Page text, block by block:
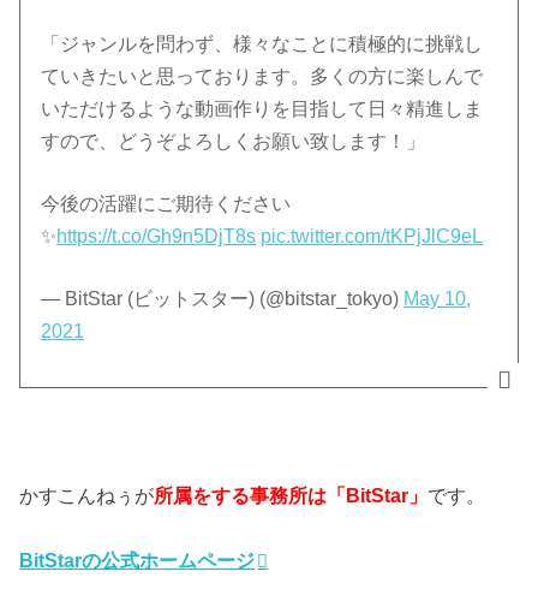
「ジャンルを問わず、様々なことに積極的に挑戦し
ていきたいと思っております。多くの方に楽しんで
いただけるような動画作りを目指して日々精進しま
すので、どうぞよろしくお願い致します！」
今後の活躍にご期待ください
✨https://t.co/Gh9n5DjT8s pic.twitter.com/tKPjJlC9eL
— BitStar (ビットスター) (@bitstar_tokyo) May 10,
2021
かすこんねぅが所属をする事務所は「BitStar」 です。
BitStarの公式ホームページ